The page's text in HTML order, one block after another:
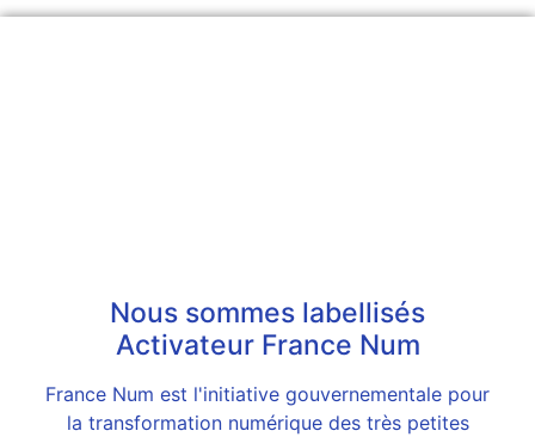
Nous sommes labellisés
Activateur France Num
France Num est l'initiative gouvernementale pour
la transformation numérique des très petites